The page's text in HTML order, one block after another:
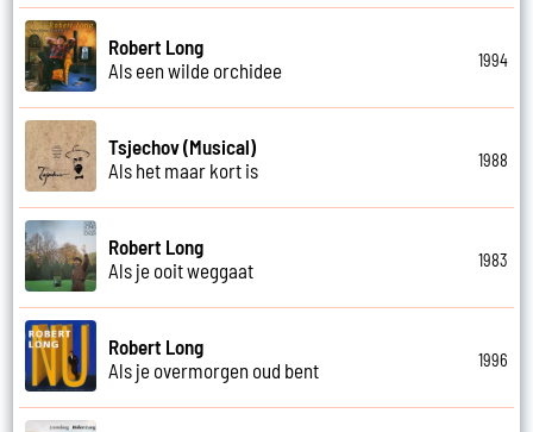
Robert Long
Als een wilde orchidee
1994
Tsjechov (Musical)
Als het maar kort is
1988
Robert Long
Als je ooit weggaat
1983
Robert Long
Als je overmorgen oud bent
1996